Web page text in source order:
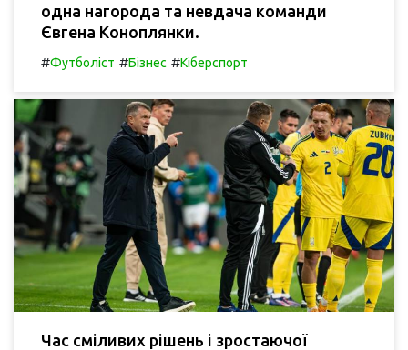
одна нагорода та невдача команди
Євгена Коноплянки.
#Футболіст #Бізнес #Кіберспорт
Час сміливих рішень і зростаючої